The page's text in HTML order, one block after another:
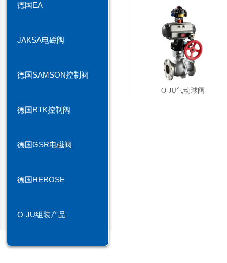
O-JU气动球阀
德国EA
JAKSA电磁阀
德国SAMSON控制阀
德国RTK控制阀
德国GSR电磁阀
德国HEROSE
O-JU组装产品